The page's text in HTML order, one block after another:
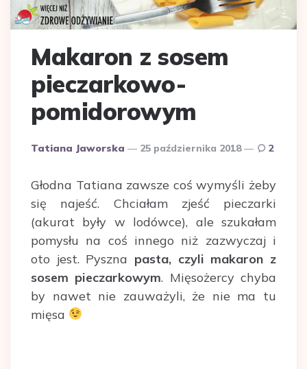
Makaron z sosem
pieczarkowo-
pomidorowym
Dodane
Tatiana Jaworska 25 października 2018 2
Głodna Tatiana zawsze coś wymyśli żeby
się najeść. Chciałam zjeść pieczarki
(akurat były w lodówce), ale szukałam
pomysłu na coś innego niż zazwyczaj i
oto jest. Pyszna pasta, czyli makaron z
sosem pieczarkowym. Mięsożercy chyba
by nawet nie zauważyli, że nie ma tu
mięsa